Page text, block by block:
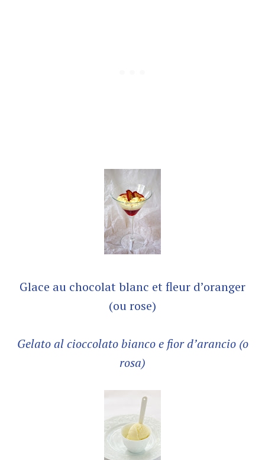
Glace au chocolat blanc et fleur d’oranger
(ou rose)
Gelato al cioccolato bianco e fior d’arancio (o
rosa)